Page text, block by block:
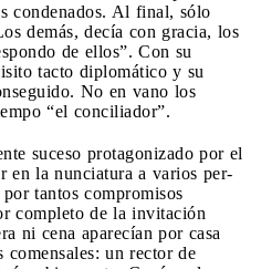
con­denados. Al final, sólo
demás, decía con gracia, los
de ellos”. Con su
tacto diplomático y su
No en vano los
“el conciliador”.
suceso protagoni­zado por el
en la nunciatura a varios per­
tantos compromisos
completo de la invita­ción
ni cena aparecían por casa
comensales: un rector de